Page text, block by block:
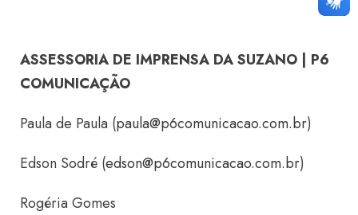
ASSESSORIA DE IMPRENSA DA SUZANO | P6
COMUNICAÇÃO
Paula de Paula (paula@p6comunicacao.com.br)
Edson Sodré (edson@p6comunicacao.com.br)
Rogéria Gomes